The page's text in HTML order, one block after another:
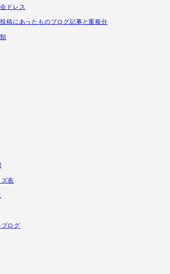
ドレス
稿にあったものブログ記事と重複分
表
ログ